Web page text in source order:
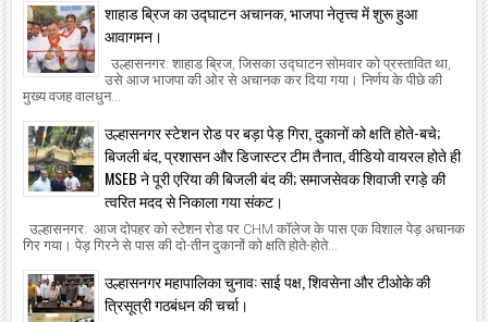
शाहाड ब्रिज का उद्घाटन अचानक, भाजपा नेतृत्त्व में शुरू हुआ
आवागमन।
उल्हासनगर: शाहाड ब्रिज, जिसका उद्घाटन सोमवार को प्रस्तावित था,
उसे आज भाजपा की ओर से अचानक कर दिया गया। निर्णय के पीछे की
मुख्य वजह वालधुन...
उल्हासनगर स्टेशन रोड पर बड़ा पेड़ गिरा, दुकानों को क्षति होते-बचे;
बिजली बंद, प्रशासन और डिजास्टर टीम तैनात, वीडियो वायरल होते ही
MSEB ने पूरी एरिया की बिजली बंद की; समाजसेवक शिवाजी रगड़े की
त्वरित मदद से निकाला गया संकट।
उल्हासनगर: आज दोपहर को स्टेशन रोड पर CHM कॉलेज के पास एक विशाल पेड़ अचानक
गिर गया। पेड़ गिरने से पास की दो-तीन दुकानों को क्षति होते-होते...
उल्हासनगर महापालिका चुनाव: साई पक्ष, शिवसेना और टीओके की
त्रिसूत्री गठबंधन की चर्चा।